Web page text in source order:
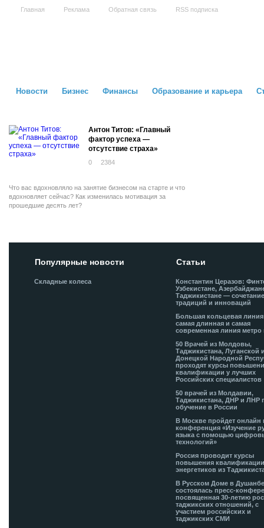
Главная Реклама Обратная связь RSS подписка
Новости Бизнес Финансы Образование и карьера
Антон Титов: «Главный
фактор успеха —
отсутствие страха»
0 2384
Что вас вдохновляло на занятие бизнесом на старте и что
вдохновляет сейчас? Как изменилась мотивация за
прошедшие десять лет?
Популярные новости
Складные колеса
Статьи
Константин Церазов:
Узбекистане,
Таджикистане —
традиций и инноваций
Большая кольцевая
самая длинная и самая
современная линия метро
50 Врачей из Молдовы,
Таджикистана, Луганской
Донецкой Народной
проходят курсы
квалификации у лучших
Российских специалистов
50 врачей из Молдавии,
Таджикистана, ДНР и ЛНР
обучение в России
В Москве пройдет онлайн
конференция «Изучение
языка с помощью
технологий»
Россия проводит курсы
повышения
энергетиков из
В Русском Доме в
состоялась пресс-
посвященная 30-летию
таджикских отношений, с
участием российских и
таджикских СМИ